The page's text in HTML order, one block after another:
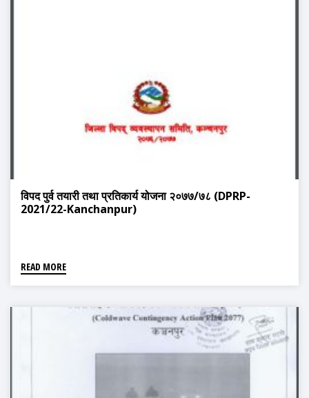
विपद पुर्व तयारी तथा प्रतिकार्य योजना २०७७/७८ (DPRP-
2021/22-Kanchanpur)
READ MORE